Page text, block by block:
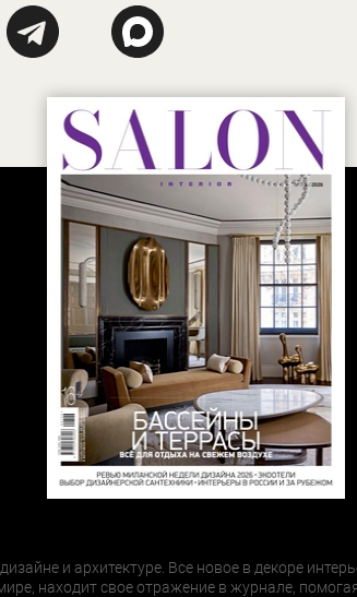
и архитектуре. Все новое в декоре
находит свое отражение в журнале,